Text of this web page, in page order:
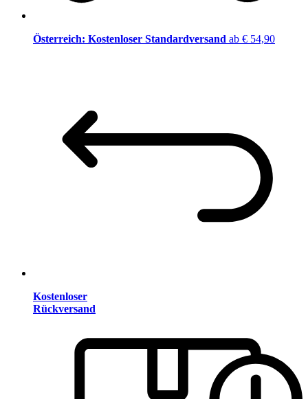
Österreich: Kostenloser Standardversand ab € 54,90
Kostenloser
Rückversand